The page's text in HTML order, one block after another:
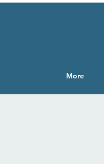
More